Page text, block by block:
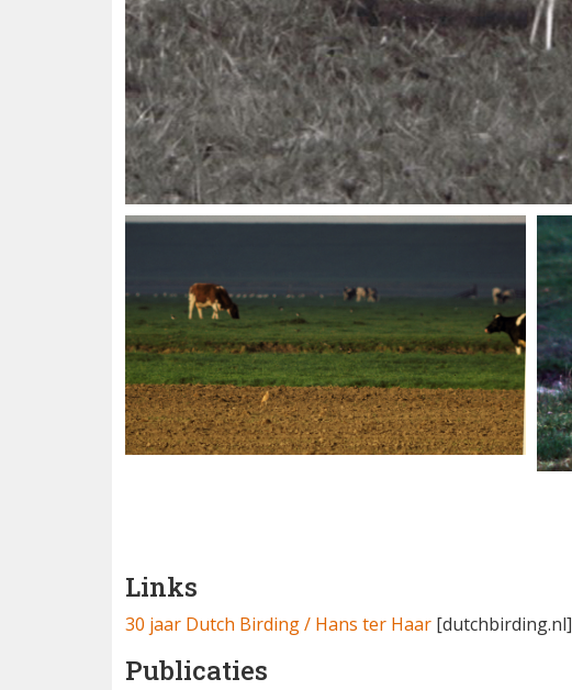
Links
30 jaar Dutch Birding / Hans ter Haar [dutchbirding.nl]
Publicaties